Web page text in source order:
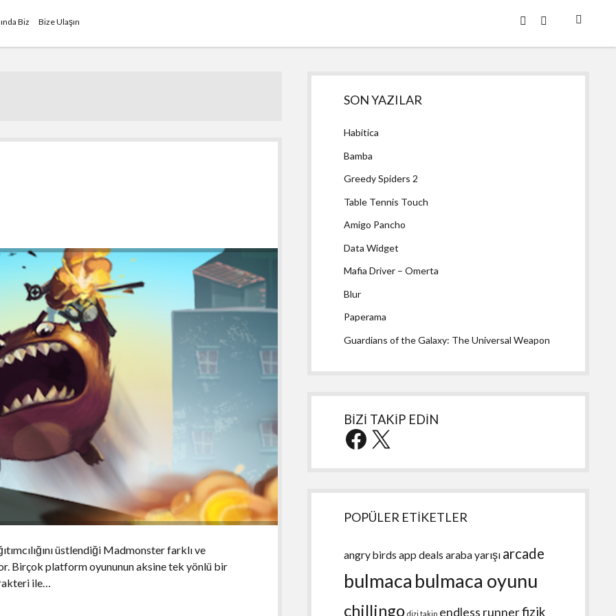
Biz Bize Ulaşın twitterfacebook
üstlendiği Madmonster farklı ve
Birçok platform oyununun aksine tek yönlü bir
ile…
Yan
Menü
SON YAZILAR
Habitica
Bamba
Greedy Spiders 2
Table Tennis Touch
Amigo Pancho
Data Widget
Mafia Driver – Omerta
Blur
Paperama
Guardians of the Galaxy: The Universal Weapon
BİZİ TAKİP EDİN
Facebook
X
POPÜLER ETİKETLER
angry birds app deals araba yarışı arcade
bulmaca bulmaca oyunu
chillingo dizi takip endless runnerfizik